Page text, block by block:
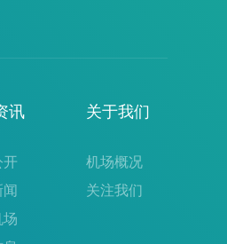
讯
开
场
关于我们
机场概况
关注我们